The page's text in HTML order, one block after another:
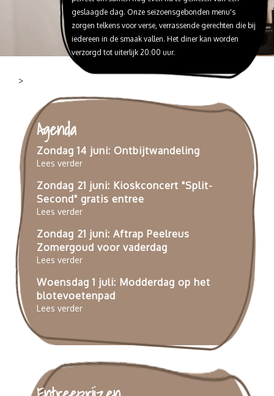
Toon Kortooms Museum
Schat van de Peel
Expeditie de Peel
Trouwlocatie
Peelbustour
Bedrijfs- of teamuitje
Fundamenten Turfstrooiselfabriek
Kinderfeestjes
Lunch
High Tea / Babyshower
Diner
Barbeque
Feesten en Partijen
Peelreus Proeflokaal
Webshop Peelreus bieren
Peelreusrescape
Reserveren
geslaagde dag. Onze seizoensgebonden menu's
zorgen telkens voor verse, verrassende gerechten die bij
iedereen in de smaak vallen. Het diner kan worden
verzorgd tot uiterlijk 20:00 uur.
>
Agenda
Zondag 14 juni: Ontbijtwandeling
Lees verder
Zondag 21 juni: Kioskconcert "Split-
Second" gratis entree
Lees verder
Zondag 21 juni: Aftrap Peelreus
Zomergoud voor vaderdag
Lees verder
Woensdag 1 juli: Modderdag op het
blotevoetenpad
Lees verder